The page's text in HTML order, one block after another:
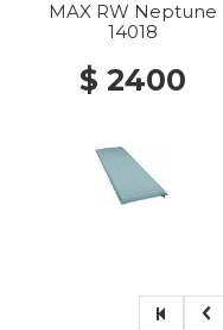
MAX RW Neptune
14018
$ 2400